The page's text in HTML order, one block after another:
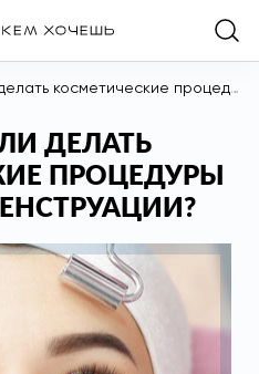
процедуры во время менструации?
ДЕЛАТЬ
ПРОЦЕДУРЫ